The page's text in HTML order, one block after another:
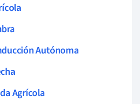
Autónoma
Agrícola